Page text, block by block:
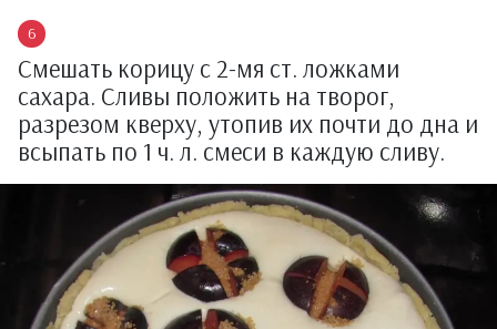
Смешать корицу с 2-мя ст. ложками
сахара. Сливы положить на творог,
разрезом кверху, утопив их почти до дна и
всыпать по 1 ч. л. смеси в каждую сливу.